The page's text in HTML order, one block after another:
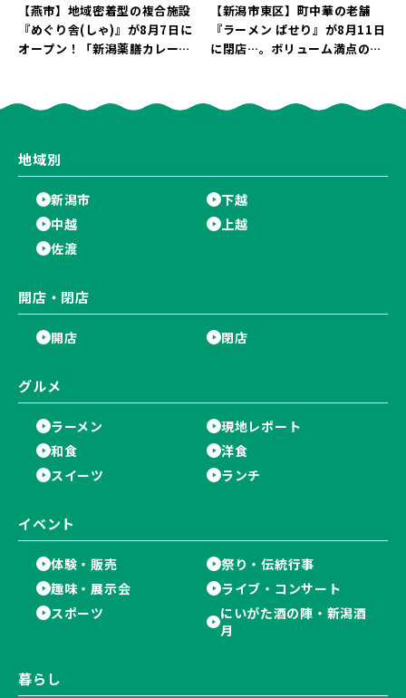
【燕市】地域密着型の複合施設
『めぐり舎(しゃ)』が8月7日に
オープン！「新潟薬膳カレー
う♪
【新潟市東区】町中華の老舗
『ラーメン ぱせり』が8月11日
に閉店…。ボリューム満点の名
地域別
新潟市
下越
中越
上越
佐渡
開店・閉店
開店 閉店
グルメ
ラーメン
現地レポート
和食
洋食
スイーツ
ランチ
イベント
体験・販売
祭り・伝統行事
趣味・展示会
ライブ・コンサート
スポーツ
にいがた酒の陣・新潟酒
月
暮らし